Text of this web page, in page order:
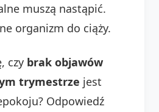
muszą nastąpić.
organizm do ciąży.
czy brak objawów
trymestrze jest
Odpowiedź